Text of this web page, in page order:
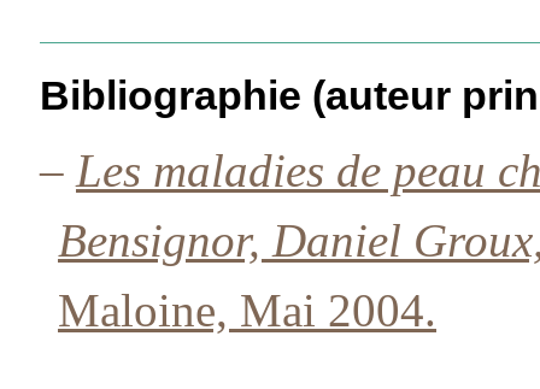
Bibliographie (auteur
– Les maladies de peau
Bensignor, Daniel
Maloine, Mai 2004.